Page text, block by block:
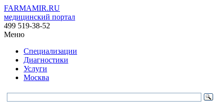
FARMAMIR.RU
медицинский портал
499 519-38-52
Меню
Специализации
Диагностики
Услуги
Москва